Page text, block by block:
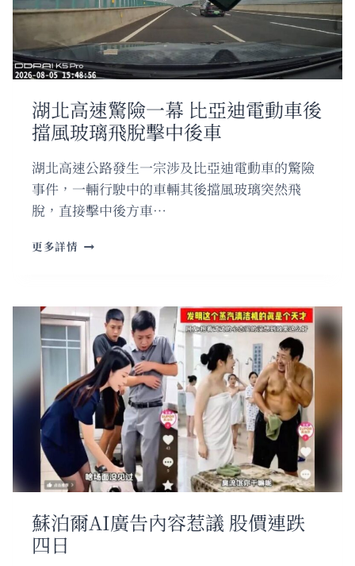
溫
家
提
醒
用
不
當
或
致
破
裂
湖北高速驚險一幕 比亞迪電動車後
擋風玻璃飛脫擊中後車
湖北高速公路發生一宗涉及比亞迪電動車的驚險
事件，一輛行駛中的車輛其後擋風玻璃突然飛
脫，直接擊中後方車…
更多詳情
驚
險
一
幕
比
亞
迪
電
動
車
後
擋
玻
蘇泊爾AI廣告內容惹議 股價連跌
四日